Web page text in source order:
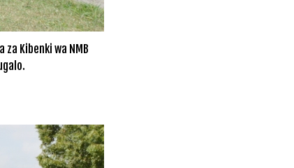
Kibenki wa NMB